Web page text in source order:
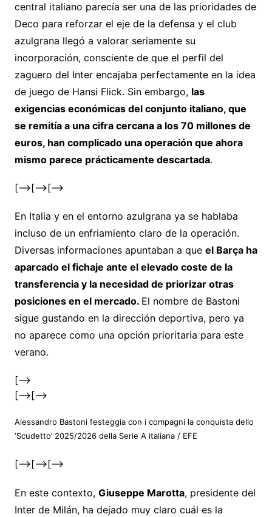
central italiano parecía ser una de las prioridades de
Deco para reforzar el eje de la defensa y el club
azulgrana llegó a valorar seriamente su
incorporación, consciente de que el perfil del
zaguero del Inter encajaba perfectamente en la idea
de juego de Hansi Flick. Sin embargo, las
exigencias económicas del conjunto italiano, que
se remitía a una cifra cercana a los 70 millones de
euros, han complicado una operación que ahora
mismo parece prácticamente descartada.
[–>[–>[–>
En Italia y en el entorno azulgrana ya se hablaba
incluso de un enfriamiento claro de la operación.
Diversas informaciones apuntaban a que el Barça ha
aparcado el fichaje ante el elevado coste de la
transferencia y la necesidad de priorizar otras
posiciones en el mercado. El nombre de Bastoni
sigue gustando en la dirección deportiva, pero ya
no aparece como una opción prioritaria para este
verano.
[–>
[–>[–>
Alessandro Bastoni festeggia con i compagni la conquista dello
‘Scudetto’ 2025/2026 della Serie A italiana / EFE
[–>[–>[–>
En este contexto, Giuseppe Marotta, presidente del
Inter de Milán, ha dejado muy claro cuál es la